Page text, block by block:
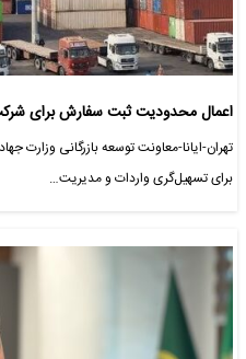
اعمال محدودیت ثبت سفارش برای
تهران-ایانا-معاونت توسعه بازرگانی وزارت
برای تسهیل‌گری واردات و مدیریت…